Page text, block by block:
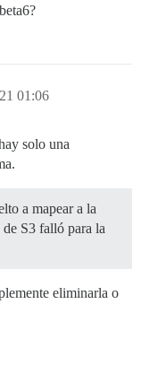
01:06
solo una
a mapear a la
S3 falló para la
eliminarla o